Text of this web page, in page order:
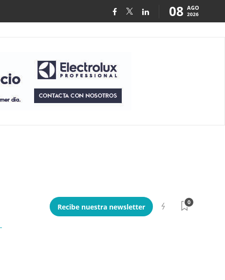
08 AGO
2026
Recibe nuestra newsletter
0